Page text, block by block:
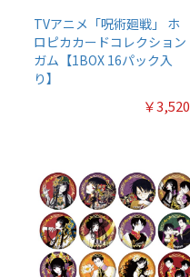
TVアニメ「呪術廻戦」 ホ
ロピカカードコレクション
ガム【1BOX 16パック入
り】
￥3,520